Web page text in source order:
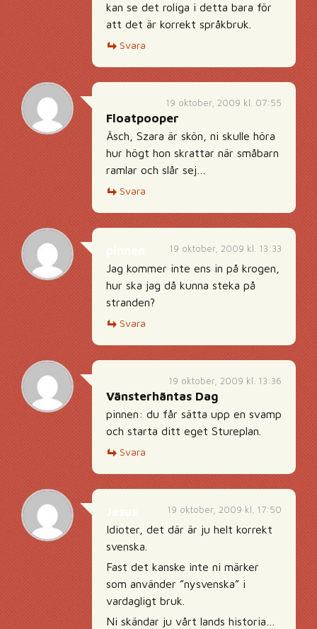
kan se det roliga i detta bara för
att det är korrekt språkbruk.
Svara
19 oktober, 2009 kl. 07:55
Floatpooper
Äsch, Szara är skön, ni skulle höra
hur högt hon skrattar när småbarn
ramlar och slår sej…
Svara
19 oktober, 2009 kl. 13:33
Jag kommer inte ens in på krogen,
hur ska jag då kunna steka på
stranden?
Svara
19 oktober, 2009 kl. 13:36
Vänsterhäntas Dag
pinnen: du får sätta upp en svamp
och starta ditt eget Stureplan.
Svara
19 oktober, 2009 kl. 17:50
Idioter, det där är ju helt korrekt
svenska.
Fast det kanske inte ni märker
som använder ”nysvenska” i
vardagligt bruk.
Ni skändar ju vårt lands historia…